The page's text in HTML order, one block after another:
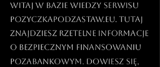
Witaj w bazie wiedzy serwisu
PozyczkaPodZastaw.eu. Tutaj
znajdziesz rzetelne informacje
o bezpiecznym finansowaniu
pozabankowym. Dowiesz się,